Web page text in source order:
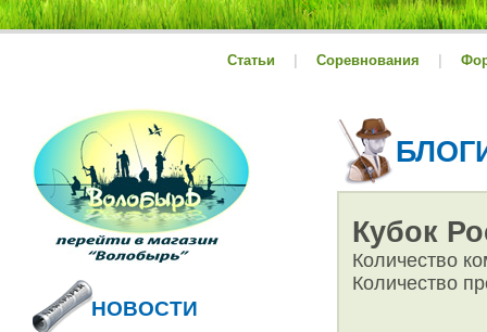
Статьи Соревнования
НОВОСТИ
Кубок
Количество
Количество